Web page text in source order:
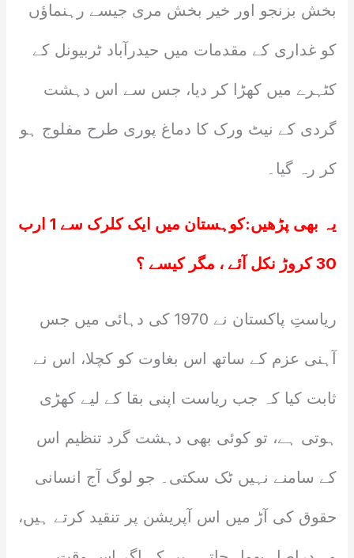
بخش بزنجو اور خیر بخش مری جیسے رہنماؤں
کو غداری کے مقدمات میں حیدرآباد ٹربیونل کے
کٹہرے میں کھڑا کر دیا، جس سے اس دہشت
گردی کے نیٹ ورک کا دماغ پوری طرح مفلوج ہو
کر رہ گیا۔
یہ بھی پڑھیں: کوہستان میں ایک کلرک سے 1 ارب
30 کروڑ نکل آئے ، مگر کیسے ؟
ریاستِ پاکستان نے 1970 کی دہائی میں جس
آہنی عزم کے ساتھ اس بغاوت کو کچلا، اس نے
ثابت کیا کہ جب ریاست اپنی بقا کے لیے کھڑی
ہوتی ہے، تو کوئی بھی دہشت گرد تنظیم اس
کے سامنے نہیں ٹک سکتی۔ جو لوگ آج انسانی
حقوق کی آڑ میں اس آپریشن پر تنقید کرتے ہیں،